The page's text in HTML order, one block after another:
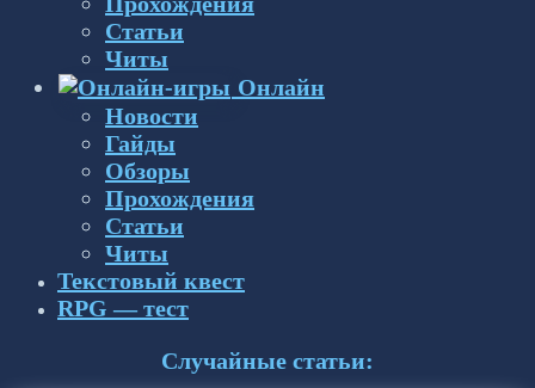
Статьи
Читы
Онлайн
Новости
Гайды
Обзоры
Прохождения
Статьи
Читы
Текстовый квест
RPG — тест
Случайные статьи: